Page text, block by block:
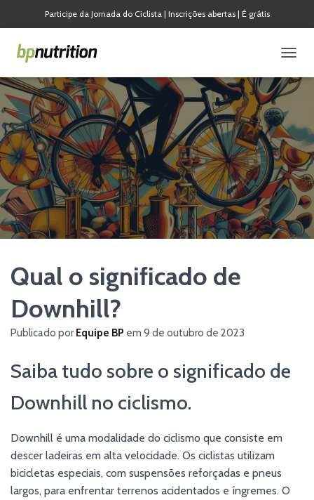
Participe da Jornada do Ciclista | Inscrições abertas | É grátis
L
T
N
A
R
N
A
E
G
A
Qual o significado de
Downhill?
Publicado porEquipe BP em 9 de outubro de 2023
Saiba tudo sobre o significado de
Downhill no ciclismo.
Downhill é uma modalidade do ciclismo que consiste em
descer ladeiras em alta velocidade. Os ciclistas utilizam
bicicletas especiais, com suspensões reforçadas e pneus
largos, para enfrentar terrenos acidentados e íngremes. O